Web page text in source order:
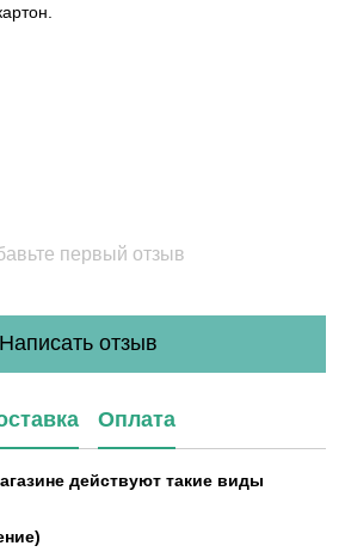
первый отзыв
Написать отзыв
Оплата
действуют такие виды